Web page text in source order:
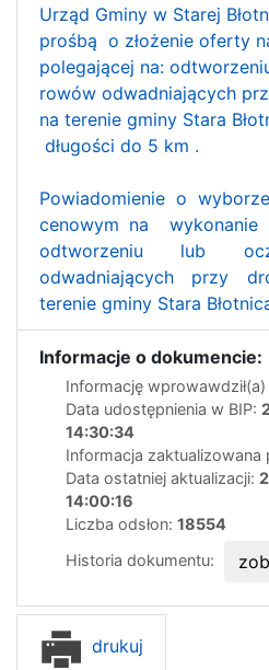
Urząd Gminy w Starej
prośbą o złożenie oferty
polegającej na:
rowów odwadniających
na terenie gminy Stara
długości do 5 km .
Powiadomienie o
cenowym na wykonanie
odtworzeniu lub
odwadniających przy
terenie gminy Stara
Informacje o dokumencie:
Informację wprowawdził(a)
Data udostępnienia w BIP:
14:30:34
Informacja zaktualizowana
Data ostatniej aktualizacji:
14:00:16
Liczba odsłon: 18554
Historia dokumentu:
drukuj